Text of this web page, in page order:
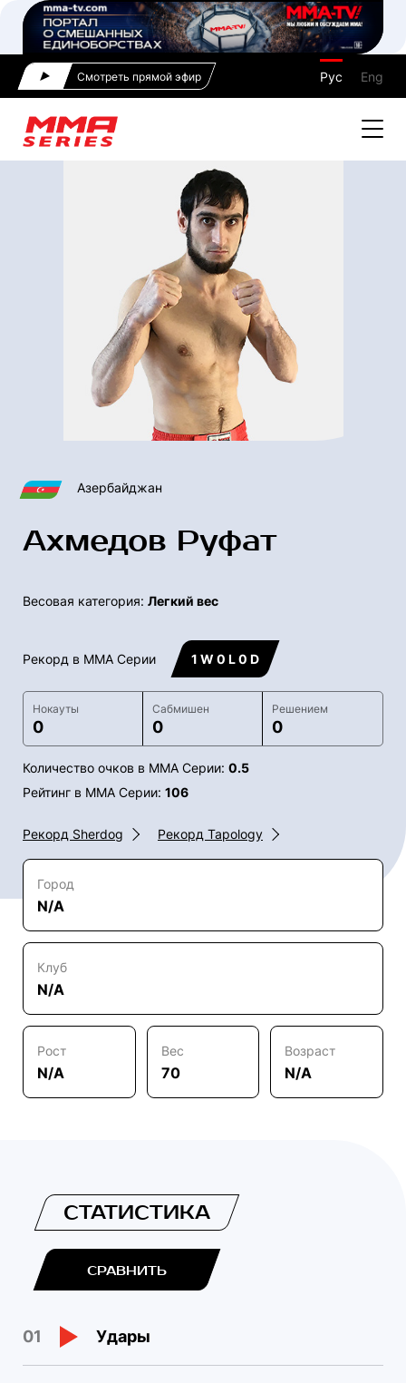
Смотреть прямой эфир Рус Eng
Азербайджан
Ахмедов Руфат
Весовая категория: Легкий вес
Рекорд в ММА Серии 1 W 0 L 0 D
Нокауты
0
Сабмишен
0
Решением
0
Количество очков в ММА Серии: 0.5
Рейтинг в ММА Серии: 106
Рекорд Sherdog Рекорд Tapology
Город
N/A
Клуб
N/A
Рост
N/A
Вес
70
Возраст
N/A
СТАТИСТИКА
СРАВНИТЬ
01 Удары